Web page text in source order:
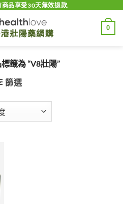
品享受30天無效退款.
0
籤為 “V8壯陽”
篩選